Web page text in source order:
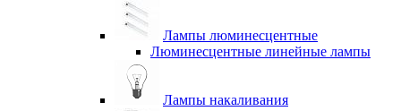
Лампы люминесцентные
Люминесцентные линейные лампы
Лампы накаливания